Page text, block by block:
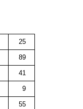
25
89
41
9
55